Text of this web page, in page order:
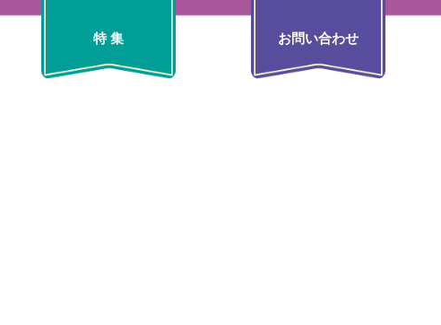
特 集 お問い合わせ